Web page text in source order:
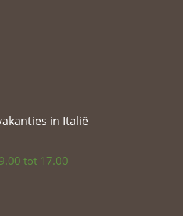
in Italië
tot 17.00